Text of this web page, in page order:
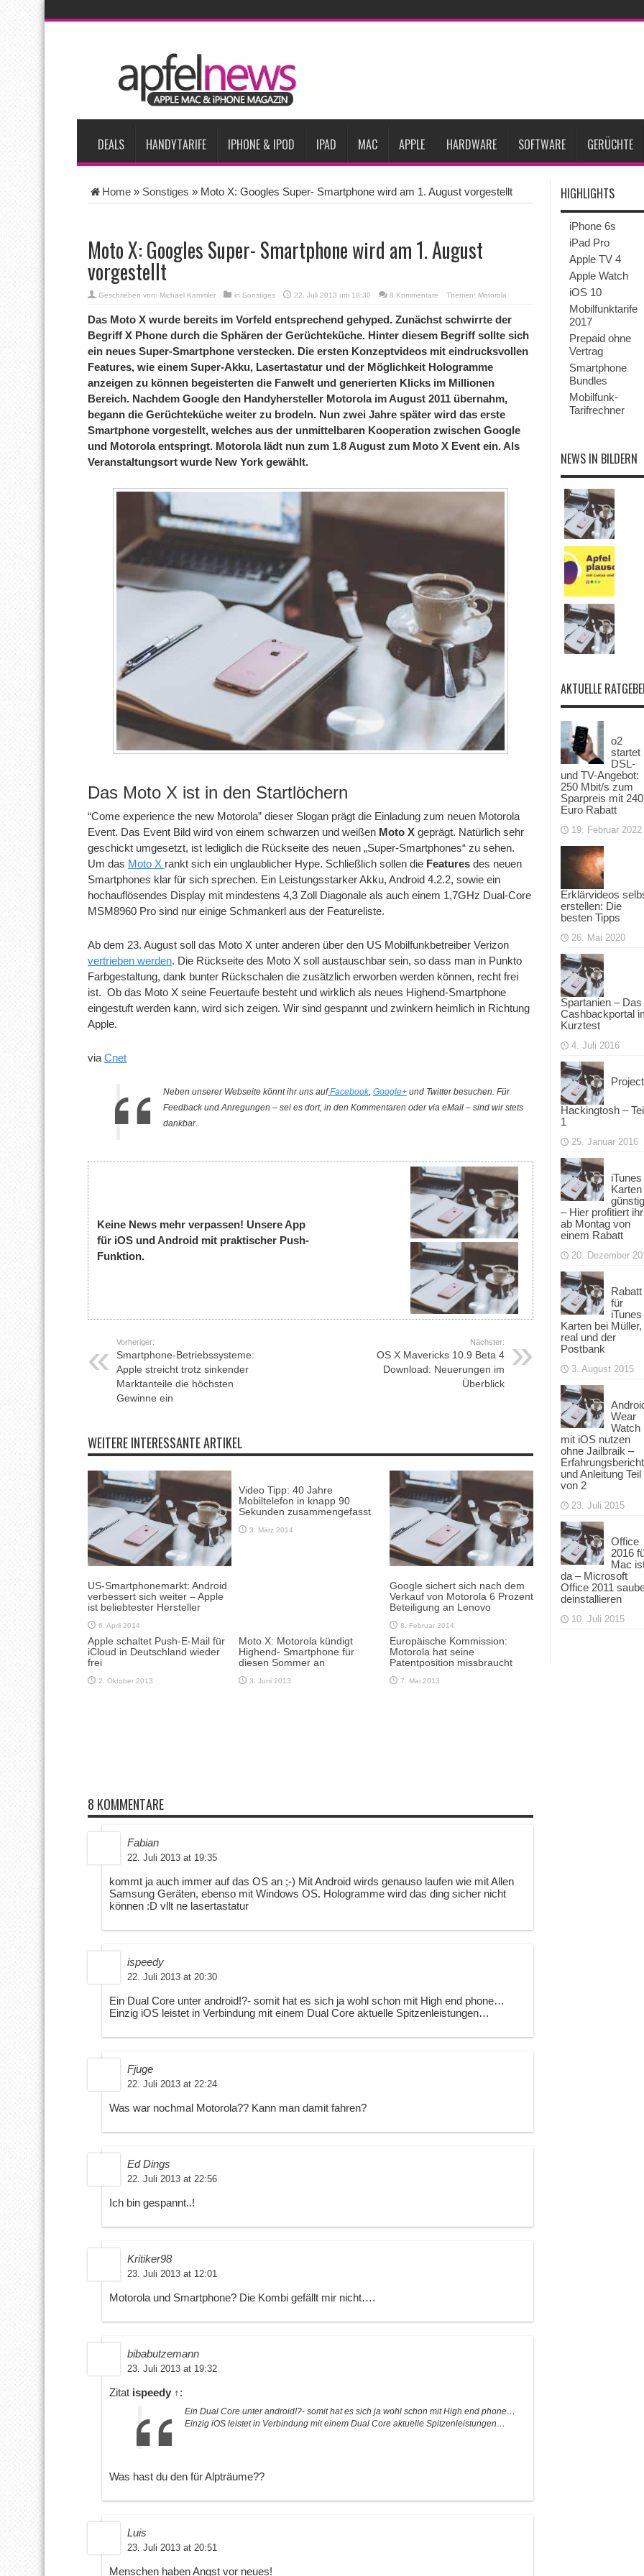
Apple testet zwei neue Display-Panels für iPhone-Modelle 2027
Apples Smartbrille könnte das nächste große Gesundheits-Gadget werden
Apples vermutete AirPods mit Kameras sollen bereits im September erscheinen
Apple erzielt 49 Prozent des weltweiten Smartphone-Umsatzes im 2. Quartal Apple verbucht Rekordzahlen im dritten Quartal 2026
Tim Cook: Mehr Speicherlieferanten bedeuten nicht zwingend sinkende Preise
DEALS HANDYTARIFE IPHONE & IPOD IPAD MAC APPLE HARDWARE SOFTWARE GERÜCHTE
Home » Sonstiges » Moto X: Googles Super- Smartphone wird am 1. August vorgestellt
Moto X: Googles Super- Smartphone wird am 1. August
vorgestellt
Geschrieben von: Michael Kammler in Sonstiges 22. Juli 2013 um 18:30 8 Kommentare Themen: Motorola
Das Moto X wurde bereits im Vorfeld entsprechend gehyped. Zunächst schwirrte der
Begriff X Phone durch die Sphären der Gerüchteküche. Hinter diesem Begriff sollte sich
ein neues Super-Smartphone verstecken. Die ersten Konzeptvideos mit eindrucksvollen
Features, wie einem Super-Akku, Lasertastatur und der Möglichkeit Hologramme
anzeigen zu können begeisterten die Fanwelt und generierten Klicks im Millionen
Bereich. Nachdem Google den Handyhersteller Motorola im August 2011 übernahm,
begann die Gerüchteküche weiter zu brodeln. Nun zwei Jahre später wird das erste
Smartphone vorgestellt, welches aus der unmittelbaren Kooperation zwischen Google
und Motorola entspringt. Motorola lädt nun zum 1.8 August zum Moto X Event ein. Als
Veranstaltungsort wurde New York gewählt.
Das Moto X ist in den Startlöchern
“Come experience the new Motorola” dieser Slogan prägt die Einladung zum neuen Motorola
Event. Das Event Bild wird von einem schwarzen und weißen Moto X geprägt. Natürlich sehr
geschickt umgesetzt, ist lediglich die Rückseite des neuen „Super-Smartphones“ zu sehen.
Um das Moto X rankt sich ein unglaublicher Hype. Schließlich sollen die Features des neuen
Smartphones klar für sich sprechen. Ein Leistungsstarker Akku, Android 4.2.2, sowie ein
hochauflösendes Display mit mindestens 4,3 Zoll Diagonale als auch einem 1,7GHz Dual-Core
MSM8960 Pro sind nur einige Schmankerl aus der Featureliste.
Ab dem 23. August soll das Moto X unter anderen über den US Mobilfunkbetreiber Verizon
vertrieben werden. Die Rückseite des Moto X soll austauschbar sein, so dass man in Punkto
Farbgestaltung, dank bunter Rückschalen die zusätzlich erworben werden können, recht frei
ist. Ob das Moto X seine Feuertaufe besteht und wirklich als neues Highend-Smartphone
eingestuft werden kann, wird sich zeigen. Wir sind gespannt und zwinkern heimlich in Richtung
Apple.
via Cnet
Neben unserer Webseite könnt ihr uns aufFacebook, Google+ und Twitter besuchen. Für
Feedback und Anregungen – sei es dort, in den Kommentaren oder via eMail – sind wir stets
dankbar.
Keine News mehr verpassen! Unsere App
für iOS und Android mit praktischer Push-
Funktion.
Vorheriger:
Smartphone-Betriebssysteme:
Apple streicht trotz sinkender
Marktanteile die höchsten
Gewinne ein
Nächster:
OS X Mavericks 10.9 Beta 4
Download: Neuerungen im
Überblick
WEITERE INTERESSANTE ARTIKEL
US-Smartphonemarkt: Android
verbessert sich weiter – Apple
ist beliebtester Hersteller
6. April 2014
Video Tipp: 40 Jahre
Mobiltelefon in knapp 90
Sekunden zusammengefasst
3. März 2014
Google sichert sich nach dem
Verkauf von Motorola 6 Prozent
Beteiligung an Lenovo
8. Februar 2014
Apple schaltet Push-E-Mail für
iCloud in Deutschland wieder
frei
2. Oktober 2013
Moto X: Motorola kündigt
Highend- Smartphone für
diesen Sommer an
3. Juni 2013
Europäische Kommission:
Motorola hat seine
Patentposition missbraucht
7. Mai 2013
8 KOMMENTARE
Fabian
22. Juli 2013 at 19:35
kommt ja auch immer auf das OS an ;-) Mit Android wirds genauso laufen wie mit Allen
Samsung Geräten, ebenso mit Windows OS. Hologramme wird das ding sicher nicht
können :D vllt ne lasertastatur
ispeedy
22. Juli 2013 at 20:30
Ein Dual Core unter android!?- somit hat es sich ja wohl schon mit High end phone…
Einzig iOS leistet in Verbindung mit einem Dual Core aktuelle Spitzenleistungen…
Fjuge
22. Juli 2013 at 22:24
Was war nochmal Motorola?? Kann man damit fahren?
Ed Dings
22. Juli 2013 at 22:56
Ich bin gespannt..!
Kritiker98
23. Juli 2013 at 12:01
Motorola und Smartphone? Die Kombi gefällt mir nicht….
bibabutzemann
23. Juli 2013 at 19:32
Zitat ispeedy ↑:
Ein Dual Core unter android!?- somit hat es sich ja wohl schon mit High end phone…
Einzig iOS leistet in Verbindung mit einem Dual Core aktuelle Spitzenleistungen…
Was hast du den für Alpträume??
Luis
23. Juli 2013 at 20:51
Menschen haben Angst vor neues!
HIGHLIGHTS
iPhone 6s
iPad Pro
Apple TV 4
Apple Watch
iOS 10
Mobilfunktarife
2017
Prepaid ohne
Vertrag
Smartphone
Bundles
Mobilfunk-
Tarifrechner
NEWS IN BILDERN
AKTUELLE
o2
startet
DSL-
und TV-Angebot:
250 Mbit/s zum
Sparpreis mit 240
Euro Rabatt
19. Februar 2022
Erklärvideos
erstellen: Die
besten Tipps
26. Mai 2020
Spartanien – Das
Cashbackportal
Kurztest
4. Juli 2016
Project
Hackingtosh –
1
25. Januar 2016
iTunes
Karten
– Hier profitiert ihr
ab Montag von
einem Rabatt
20. Dezember
Rabatt
für
iTunes
Karten bei Müller,
real und der
Postbank
3. August 2015
Wear
Watch
mit iOS nutzen
ohne Jailbraik –
Erfahrungsbericht
und Anleitung Teil
von 2
23. Juli 2015
Office
2016
Mac
da – Microsoft
Office 2011
deinstallieren
10. Juli 2015